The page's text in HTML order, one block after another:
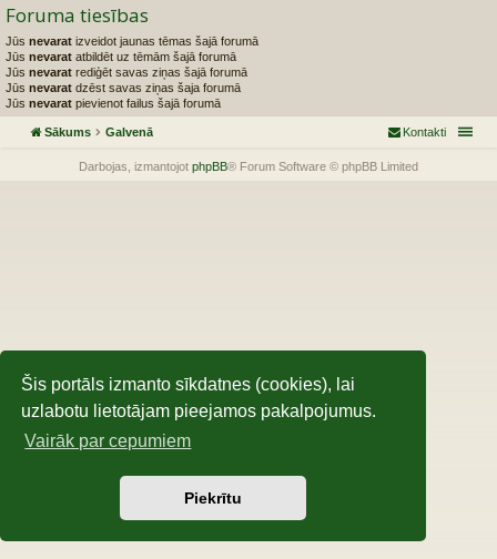
Šis portāls izmanto sīkdatnes (cookies), lai
uzlabotu lietotājam pieejamos pakalpojumus.
Vairāk par cepumiem
Piekrītu
Foruma tiesības
Jūs nevarat izveidot jaunas tēmas šajā forumā
Jūs nevarat atbildēt uz tēmām šajā forumā
Jūs nevarat rediģēt savas ziņas šajā forumā
Jūs nevarat dzēst savas ziņas šaja forumā
Jūs nevarat pievienot failus šajā forumā
Sākums Galvenā Kontakti
Darbojas, izmantojot phpBB® Forum Software © phpBB Limited